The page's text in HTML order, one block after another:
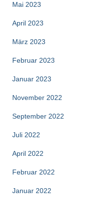
Mai 2023
April 2023
März 2023
Februar 2023
Januar 2023
November 2022
September 2022
Juli 2022
April 2022
Februar 2022
Januar 2022